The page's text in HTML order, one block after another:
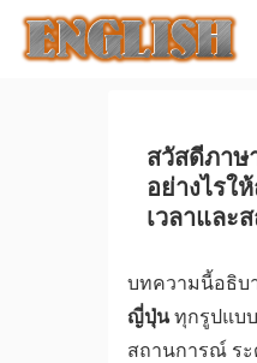
สวัสดีภา
อย่างไรใ
เวลาและ
บทความนี้อธิบ
ญี่ปุ่นทุกรูปแบ
สถานการณ์ ร